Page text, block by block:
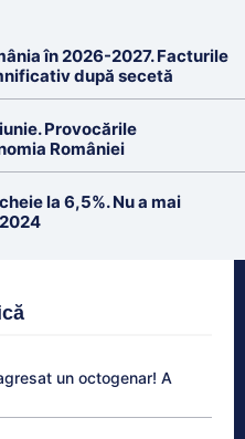
în 2026-2027. Facturile
după secetă
Provocările
României
la 6,5%. Nu a mai
un octogenar! A